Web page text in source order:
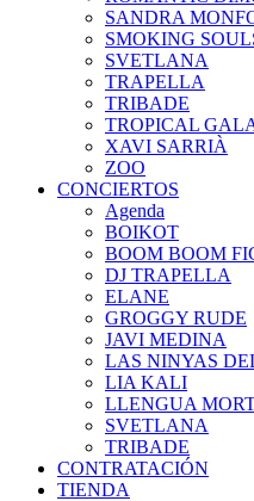
SANDRA
SMOKING
SVETLANA
TRAPELLA
TRIBADE
TROPICAL
XAVI SARRIÀ
ZOO
CONCIERTOS
Agenda
BOIKOT
BOOM BOOM
DJ TRAPELLA
ELANE
GROGGY RUDE
JAVI MEDINA
LAS NINYAS
LIA KALI
LLENGUA
SVETLANA
TRIBADE
CONTRATACIÓN
TIENDA